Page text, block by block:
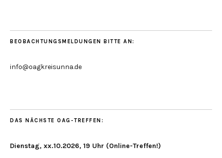
BEOBACHTUNGSMELDUNGEN BITTE AN:
info@oagkreisunna.de
DAS NÄCHSTE OAG-TREFFEN:
Dienstag, xx.10.2026, 19 Uhr (Online-Treffen!)